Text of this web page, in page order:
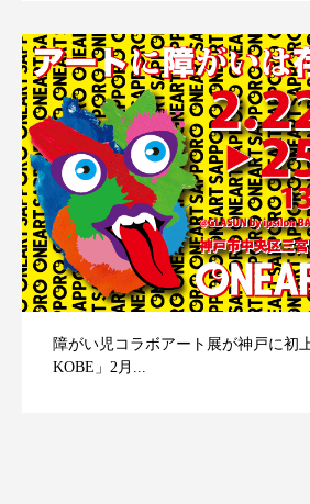
障がい児コラボアート展が神戸に初
KOBE」2月...